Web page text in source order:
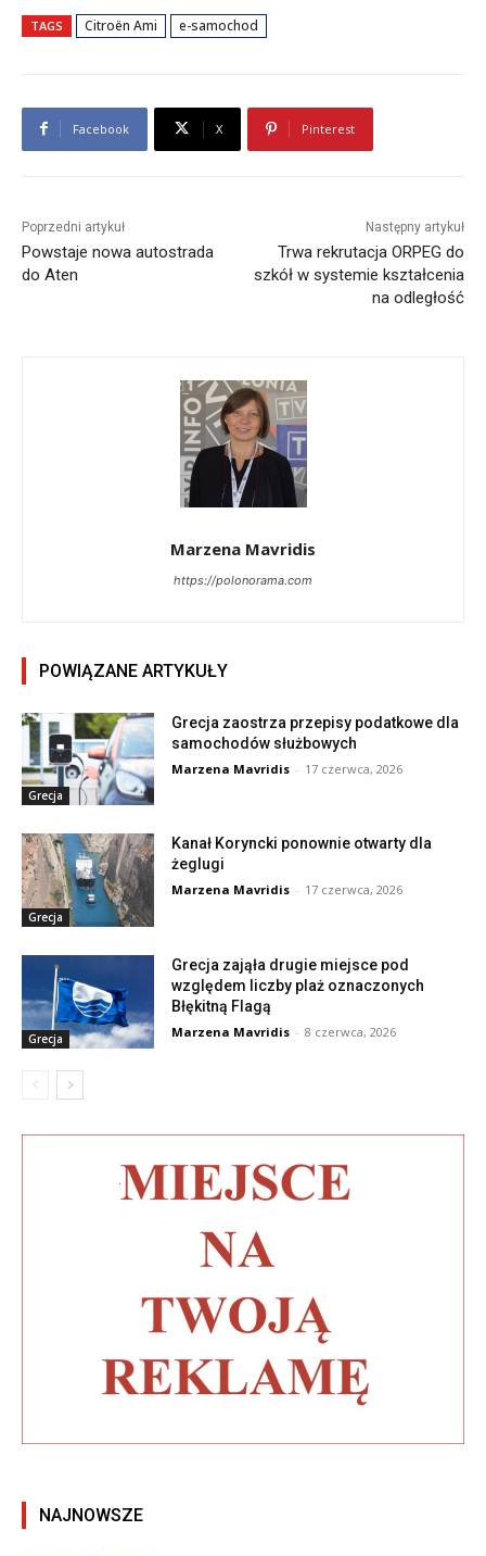
TAGS Citroën Ami e-samochod
Facebook X Pinterest
Poprzedni artykuł
Powstaje nowa autostrada
do Aten
Następny artykuł
Trwa rekrutacja ORPEG do
szkół w systemie kształcenia
na odległość
Marzena Mavridis
https://polonorama.com
POWIĄZANE ARTYKUŁY
Grecja
Grecja zaostrza przepisy podatkowe dla
samochodów służbowych
Marzena Mavridis - 17 czerwca, 2026
Grecja
Kanał Koryncki ponownie otwarty dla
żeglugi
Marzena Mavridis - 17 czerwca, 2026
Grecja
Grecja zająła drugie miejsce pod
względem liczby plaż oznaczonych
Błękitną Flagą
Marzena Mavridis - 8 czerwca, 2026
NAJNOWSZE